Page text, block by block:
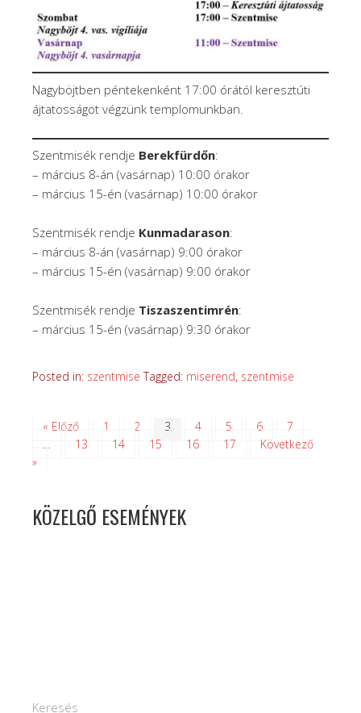
Nagyböjtben péntekenként 17:00 órától keresztúti
ájtatosságot végzünk templomunkban.
Szentmisék rendje Berekfürdőn:
– március 8-án (vasárnap) 10:00 órakor
– március 15-én (vasárnap) 10:00 órakor
Szentmisék rendje Kunmadarason:
– március 8-án (vasárnap) 9:00 órakor
– március 15-én (vasárnap) 9:00 órakor
Szentmisék rendje Tiszaszentimrén:
– március 15-én (vasárnap) 9:30 órakor
Posted in: szentmise Tagged: miserend, szentmise
« Előző 1 2 3 4 5 6
7
…
13 14 15 16 17
Következő
»
KÖZELGŐ ESEMÉNYEK
Keresés